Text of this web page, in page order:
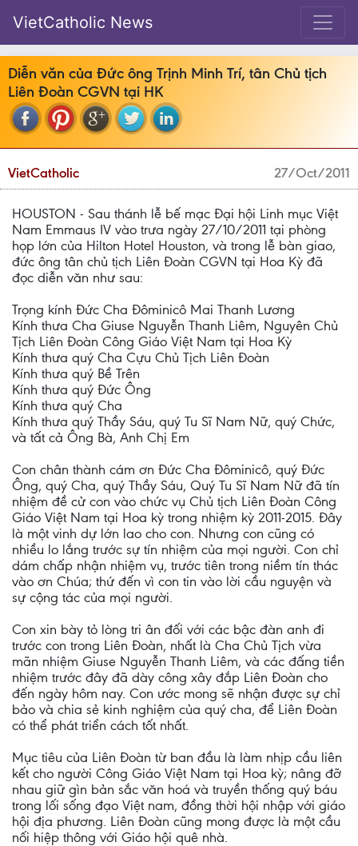
VietCatholic News
Diễn văn của Đức ông Trịnh Minh Trí, tân Chủ tịch
Liên Đoàn CGVN tại HK
VietCatholic 27/Oct/2011
HOUSTON - Sau thánh lễ bế mạc Đại hội Linh mục Việt
Nam Emmaus IV vào trưa ngày 27/10/2011 tại phòng
họp lớn của Hilton Hotel Houston, và trong lễ bàn giao,
đức ông tân chủ tịch Liên Đoàn CGVN tại Hoa Kỳ đã
đọc diễn văn như sau:
Trọng kính Đức Cha Đôminicô Mai Thanh Lương
Kính thưa Cha Giuse Nguyễn Thanh Liêm, Nguyên Chủ
Tịch Liên Đoàn Công Giáo Việt Nam tại Hoa Kỳ
Kính thưa quý Cha Cựu Chủ Tịch Liên Đoàn
Kính thưa quý Bề Trên
Kính thưa quý Đức Ông
Kính thưa quý Cha
Kính thưa quý Thầy Sáu, quý Tu Sĩ Nam Nữ, quý Chức,
và tất cả Ông Bà, Anh Chị Em
Con chân thành cám ơn Đức Cha Đôminicô, quý Đức
Ông, quý Cha, quý Thầy Sáu, Quý Tu Sĩ Nam Nữ đã tín
nhiệm đề cử con vào chức vụ Chủ tịch Liên Đoàn Công
Giáo Việt Nam tại Hoa kỳ trong nhiệm kỳ 2011-2015. Đây
là một vinh dự lớn lao cho con. Nhưng con cũng có
nhiều lo lắng trước sự tín nhiệm của mọi người. Con chỉ
dám chấp nhận nhiệm vụ, trước tiên trong niềm tín thác
vào ơn Chúa; thứ đến vì con tin vào lời cầu nguyện và
sự cộng tác của mọi người.
Con xin bày tỏ lòng tri ân đối với các bậc đàn anh đi
trước con trong Liên Đoàn, nhất là Cha Chủ Tịch vừa
mãn nhiệm Giuse Nguyễn Thanh Liêm, và các đấng tiền
nhiệm trước đây đã dày công xây đắp Liên Đoàn cho
đến ngày hôm nay. Con ước mong sẽ nhận được sự chỉ
bảo và chia sẻ kinh nghiệm của quý cha, để Liên Đoàn
có thể phát triển cách tốt nhất.
Mục tiêu của Liên Đoàn từ ban đầu là làm nhịp cầu liên
kết cho người Công Giáo Việt Nam tại Hoa kỳ; nâng đỡ
nhau giữ gìn bản sắc văn hoá và truyền thống quý báu
trong lối sống đạo Việt nam, đồng thời hội nhập với giáo
hội địa phương. Liên Đoàn cũng mong được là một cầu
nối hiệp thông với Giáo hội quê nhà.